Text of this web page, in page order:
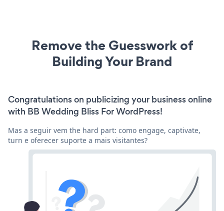
Remove the Guesswork of
Building Your Brand
Congratulations on publicizing your business online
with BB Wedding Bliss For WordPress!
Mas a seguir vem the hard part: como engage, captivate,
turn e oferecer suporte a mais visitantes?